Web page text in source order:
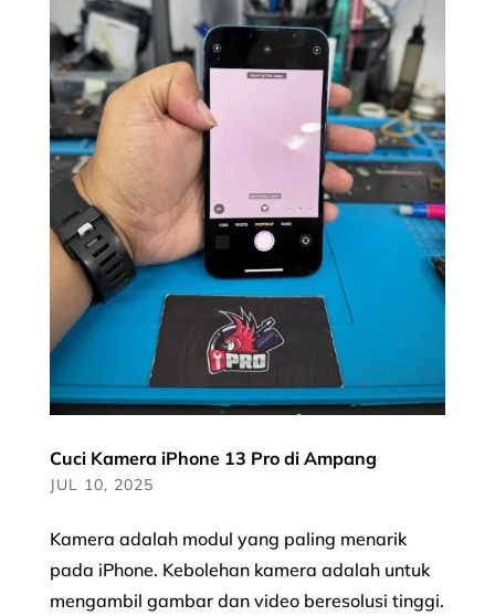
Cuci Kamera iPhone 13 Pro di Ampang
JUL 10, 2025
Kamera adalah modul yang paling menarik
pada iPhone. Kebolehan kamera adalah untuk
mengambil gambar dan video beresolusi tinggi.